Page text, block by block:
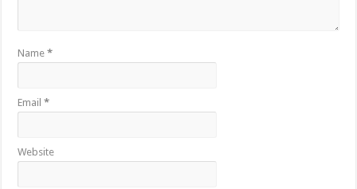
Name*
Email*
Website